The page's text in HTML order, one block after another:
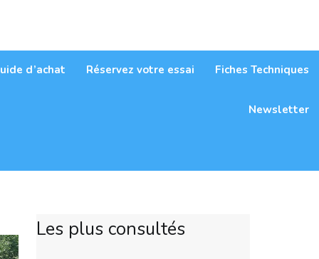
d’achat Réservez votre essai Fiches Techniques
Newsletter
Les plus consultés